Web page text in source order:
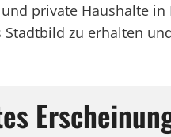
private Haushalte
zu erhalten